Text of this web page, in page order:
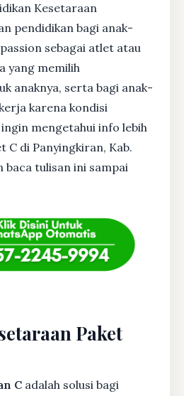
Kesetaraan
pendidikan bagi anak-
sebagai atlet atau
yang memilih
anaknya, serta bagi anak-
karena kondisi
ingin mengetahui info lebih
C di Panyingkiran, Kab.
baca tulisan ini sampai
Paket
C adalah solusi bagi